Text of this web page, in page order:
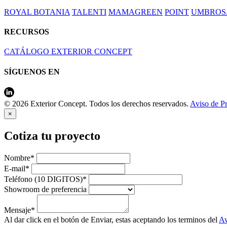
ROYAL BOTANIA TALENTI MAMAGREEN POINT
RECURSOS
CATÁLOGO EXTERIOR CONCEPT
SÍGUENOS EN
© 2026 Exterior Concept. Todos los derechos reservados. Aviso de
×
Cotiza tu proyecto
Nombre*
E-mail*
Teléfono (10 DIGITOS)*
Showroom de preferencia
Mensaje*
Al dar click en el botón de Enviar, estas aceptando los terminos del